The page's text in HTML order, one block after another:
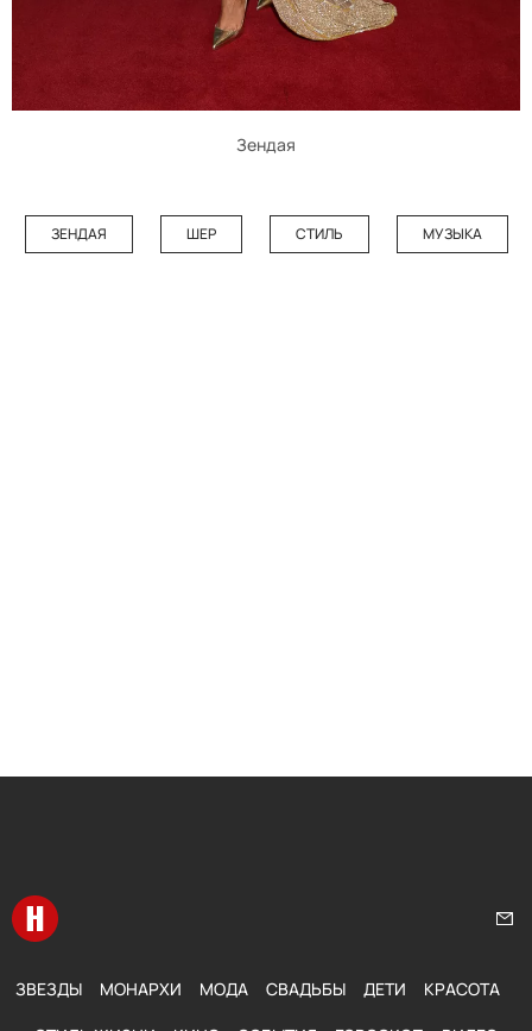
Зендая
ЗЕНДАЯ ШЕР СТИЛЬ МУЗЫКА
Перейти на главную
ЗВЕЗДЫ МОНАРХИ МОДА СВАДЬБЫ ДЕТИ КРАСОТА